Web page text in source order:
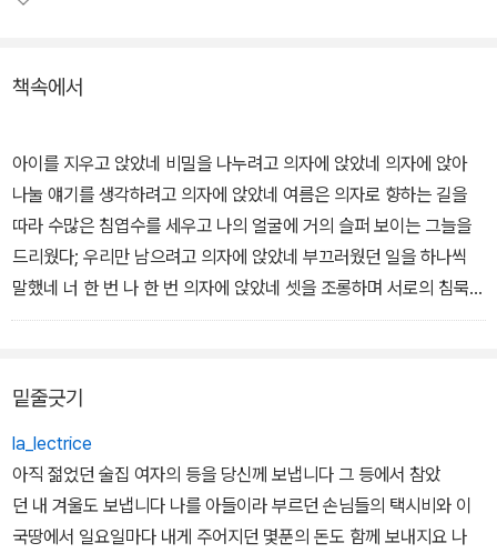
간섭이 발생하기 이전의 무의식을 날것 그대로 드러낸다.
책속에서
아이를 지우고 앉았네 비밀을 나누려고 의자에 앉았네 의자에 앉아
나눌 얘기를 생각하려고 의자에 앉았네 여름은 의자로 향하는 길을
따라 수많은 침엽수를 세우고 나의 얼굴에 거의 슬퍼 보이는 그늘을
드리웠다; 우리만 남으려고 의자에 앉았네 부끄러웠던 일을 하나씩
말했네 너 한 번 나 한 번 의자에 앉았네 셋을 조롱하며 서로의 침묵을
조롱했네 언제든 일어설 수 있는 의자 위의 휴식이란 그런 것 뜨겁고
란히 앉았네 앉기 전에 키스하고 앉아서 키스했네 행진을 상상하며
결혼을 약속했네 시끄러운 젊음을 업신여겼네 여름은 매년 같은 소리
를 들려주었다 의자에서 의자로 난 길을 따라 수많은 창문을 던졌다;
의자에 앉았네 모든 여름을 거의 의자에 앉아 보냈네 의자의 그림자
속에 마주앉아 손잡은 아이들을 보네 거의 슬퍼 보이는 한 줌의 여름
밑줄긋기
la_lectrice
아직 젊었던 술집 여자의 등을 당신께 보냅니다 그 등에서 참았
던 내 겨울도 보냅니다 나를 아들이라 부르던 손님들의 택시비와 이
국땅에서 일요일마다 내게 주어지던 몇푼의 돈도 함께 보내지요 나